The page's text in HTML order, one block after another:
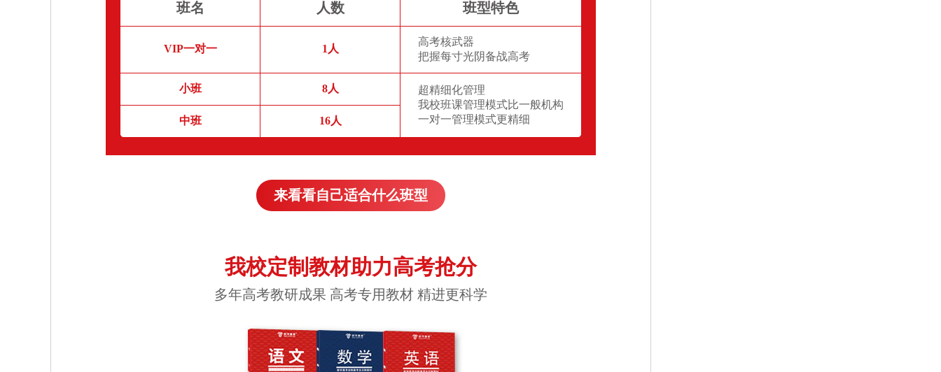
班名 人数 班型特色
VIP一对一 1人
高考核武器
把握每寸光阴备战高考
小班 8人
超精细化管理
我校班课管理模式比一般机构
一对一管理模式更精细
中班 16人
来看看自己适合什么班型
我校定制教材助力高考抢分
多年高考教研成果 高考专用教材 精进更科学